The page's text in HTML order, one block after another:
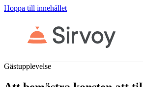
Hoppa till innehållet
Gästupplevelse